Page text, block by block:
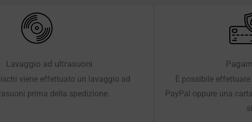
Lavaggio ad ultrasuoni
viene effettuato un lavaggio ad
prima della spedizione.
È possibile
PayPal oppure una